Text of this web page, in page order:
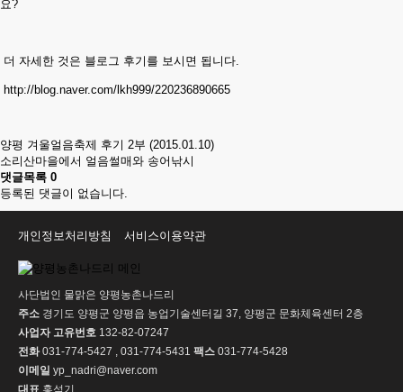
요?
더 자세한 것은 블로그 후기를 보시면 됩니다.
http://blog.naver.com/lkh999/220236890665
양평 겨울얼음축제 후기 2부 (2015.01.10)
소리산마을에서 얼음썰매와 송어낚시
댓글목록 0
등록된 댓글이 없습니다.
개인정보처리방침 서비스이용약관
사단법인 물맑은 양평농촌나드리
주소 경기도 양평군 양평읍 농업기술센터길 37, 양평군 문화체육센터 2층
사업자 고유번호 132-82-07247
전화031-774-5427 , 031-774-5431 팩스 031-774-5428
이메일 yp_nadri@naver.com
대표 홍석기